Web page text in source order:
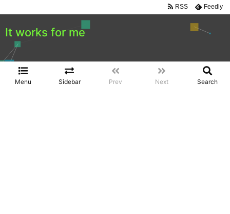
It works for me
Menu Sidebar Prev Next Search
RSS Feedly